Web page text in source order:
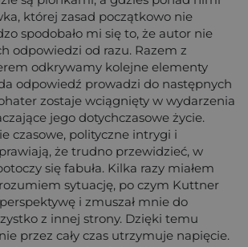
której zasad początkowo nie
spodobało mi się to, że autor nie
odpowiedzi od razu. Razem z
odkrywamy kolejne elementy
odpowiedź prowadzi do następnych
zostaje wciągnięty w wydarzenia
jego dotychczasowe życie.
czasowe, polityczne intrygi i
że trudno przewidzieć, w
się fabuła. Kilka razy miałem
sytuację, po czym Kuttner
i zmuszał mnie do
z innej strony. Dzięki temu
przez cały czas utrzymuje napięcie.